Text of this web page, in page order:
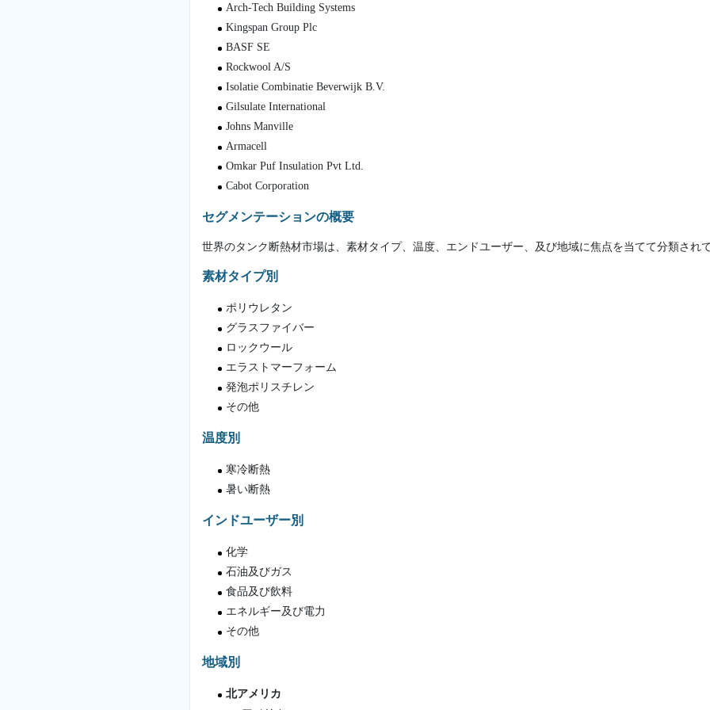
Arch-Tech Building Systems
Kingspan Group Plc
BASF SE
Rockwool A/S
Isolatie Combinatie Beverwijk B.V.
Gilsulate International
Johns Manville
Armacell
Omkar Puf Insulation Pvt Ltd.
Cabot Corporation
セグメンテーションの概要
世界のタンク断熱材市場は、素材タイプ、温度、エンドユーザー、及び地域に焦点を当てて分類されて
素材タイプ別
ポリウレタン
グラスファイバー
ロックウール
エラストマーフォーム
発泡ポリスチレン
その他
温度別
寒冷断熱
暑い断熱
インドユーザー別
化学
石油及びガス
食品及び飲料
エネルギー及び電力
その他
地域別
北アメリカ